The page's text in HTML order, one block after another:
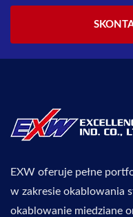
EXW oferuje pełne
w zakresie okablowania
okablowanie miedziane